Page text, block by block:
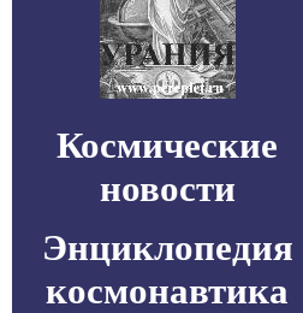
Космические
новости
Энциклопедия
космонавтика